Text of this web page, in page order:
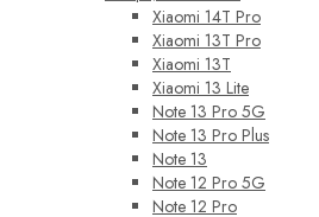
Xiaomi 14T Pro
Xiaomi 13T Pro
Xiaomi 13T
Xiaomi 13 Lite
Note 13 Pro 5G
Note 13 Pro Plus
Note 13
Note 12 Pro 5G
Note 12 Pro